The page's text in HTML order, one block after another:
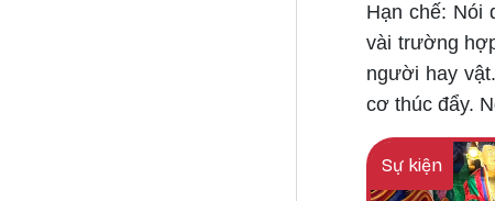
Hạn chế: Nói
vài trường
người hay
cơ thúc đẩy.
Sự kiện